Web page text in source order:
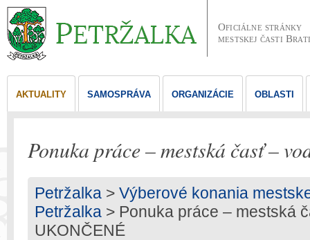
Oficiálne stránky
mestskej časti
AKTUALITY SAMOSPRÁVA ORGANIZÁCIE OBLASTI
Ponuka práce – mestská časť –
Petržalka > Výberové konania
Petržalka > Ponuka práce – mestská
UKONČENÉ